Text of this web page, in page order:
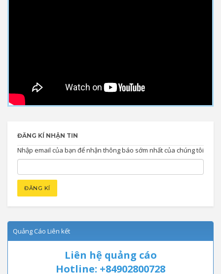
ĐĂNG KÍ NHẬN TIN
Nhập email của bạn để nhận thông báo sớm nhất của chúng tôi
Quảng Cáo Liên kết
Liên hệ quảng cáo
Hotline: +84902800728